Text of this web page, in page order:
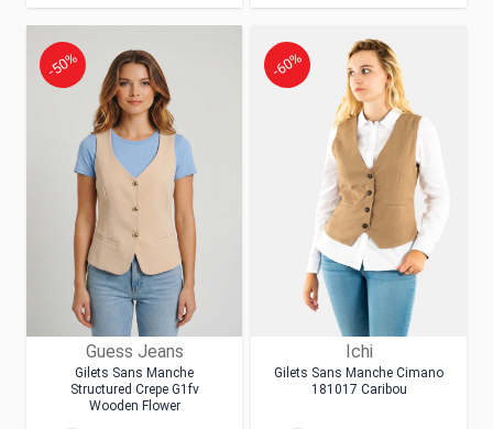
Guess Jeans
Gilets Sans Manche
Structured Crepe G1fv
Wooden Flower
-50%
Ichi
Gilets Sans Manche Cimano
181017 Caribou
-60%